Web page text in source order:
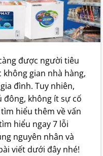
được người tiêu
gian nhà hàng,
đình. Tuy nhiên,
đông, không ít sự cố
hiểu thêm về vấn
hiểu ngay 7 lỗi
nguyên nhân và
viết dưới đây nhé!